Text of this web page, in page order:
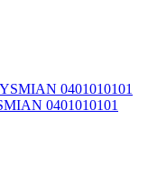
0401010101